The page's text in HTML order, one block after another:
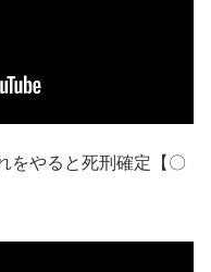
をやると死刑確定【〇